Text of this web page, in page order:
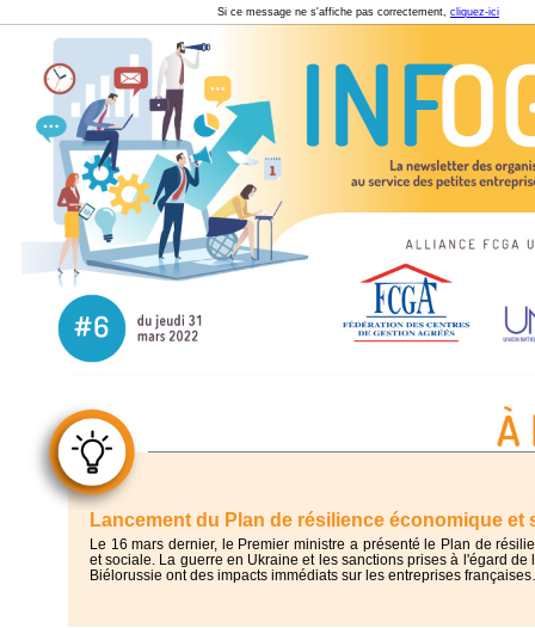
Si ce message ne s'affiche pas correctement, cliquez-ici
Lancement du Plan de résilience économique et
Le 16 mars dernier, le Premier ministre a présenté le Plan de
et sociale. La guerre en Ukraine et les sanctions prises à l'égard de
Biélorussie ont des impacts immédiats sur les entreprises